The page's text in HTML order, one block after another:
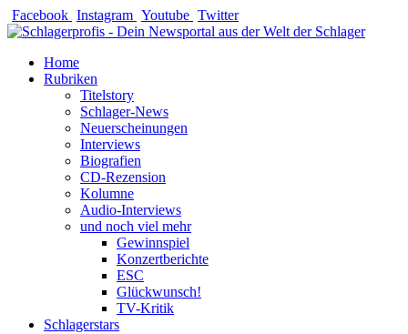
Zum
Inhalt
Facebook Instagram Youtube Twitter
Home
Rubriken
Titelstory
Schlager-News
Neuerscheinungen
Interviews
Biografien
CD-Rezension
Kolumne
Audio-Interviews
und noch viel mehr
Gewinnspiel
Konzertberichte
ESC
Glückwunsch!
TV-Kritik
Schlagerstars